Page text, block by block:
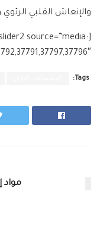
والإنعاش القلبي
source=”media:
Tags:
مواد